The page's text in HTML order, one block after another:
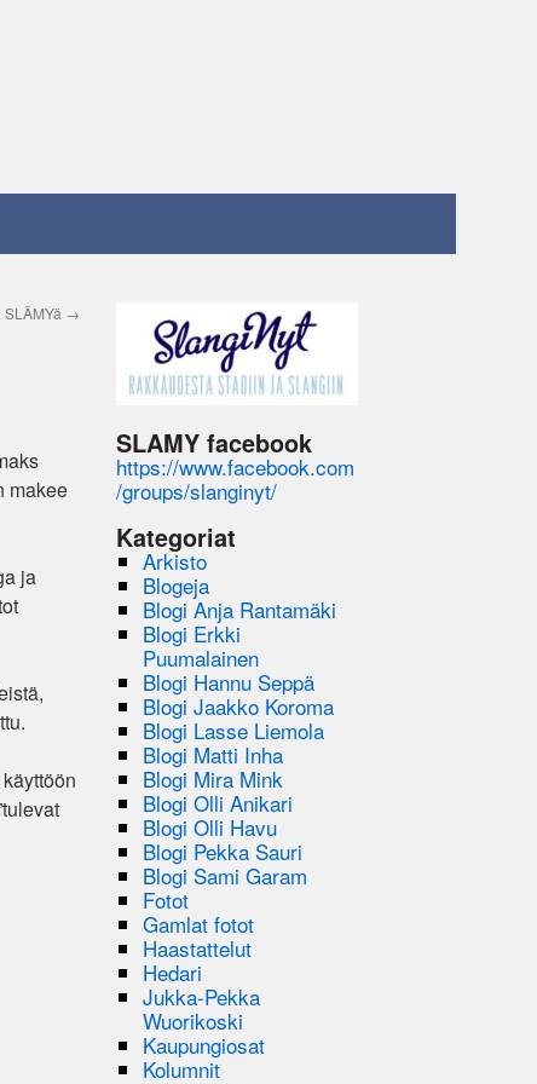
→
makee
ja
SLAMY facebook
https://www.facebook.com
/groups/slanginyt/
Kategoriat
Arkisto
Blogeja
Blogi Anja Rantamäki
Blogi Erkki
Puumalainen
Blogi Hannu Seppä
Blogi Jaakko Koroma
Blogi Lasse Liemola
Blogi Matti Inha
Blogi Mira Mink
Blogi Olli Anikari
Blogi Olli Havu
Blogi Pekka Sauri
Blogi Sami Garam
Fotot
Gamlat fotot
Haastattelut
Hedari
Jukka-Pekka
Wuorikoski
Kaupungiosat
Kolumnit